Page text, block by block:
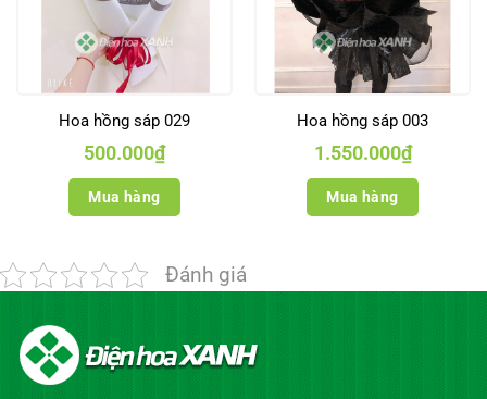
Hoa hồng sáp 029
500.000₫
Mua hàng
Hoa hồng sáp 003
1.550.000₫
Mua hàng
Đánh giá